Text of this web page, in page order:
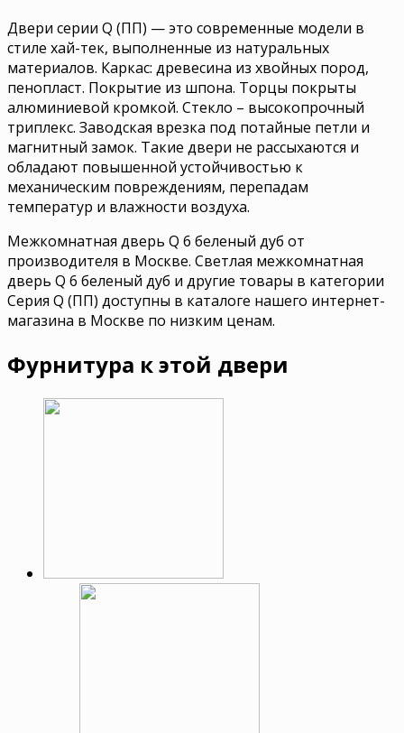
Двери серии Q (ПП) — это современные модели в
стиле хай-тек, выполненные из натуральных
материалов. Каркас: древесина из хвойных пород,
пенопласт. Покрытие из шпона. Торцы покрыты
алюминиевой кромкой. Стекло – высокопрочный
триплекс. Заводская врезка под потайные петли и
магнитный замок. Такие двери не рассыхаются и
обладают повышенной устойчивостью к
механическим повреждениям, перепадам
температур и влажности воздуха.
Межкомнатная дверь Q 6 беленый дуб от
производителя в Москве. Светлая межкомнатная
дверь Q 6 беленый дуб и другие товары в категории
Серия Q (ПП) доступны в каталоге нашего интернет-
магазина в Москве по низким ценам.
Фурнитура к этой двери